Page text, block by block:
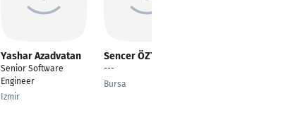
Yashar Azadvatan
Senior Software
Engineer
Izmir
Sencer ÖZTÜFEKÇİ
---
Bursa